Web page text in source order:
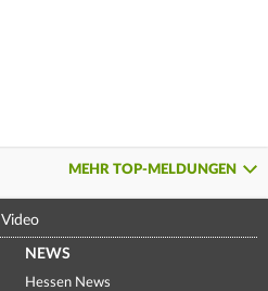
MEHR TOP-MELDUNGEN
Video
NEWS
Hessen News